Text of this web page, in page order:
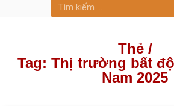
Thẻ /
Tag: Thị trường bất
Nam 2025